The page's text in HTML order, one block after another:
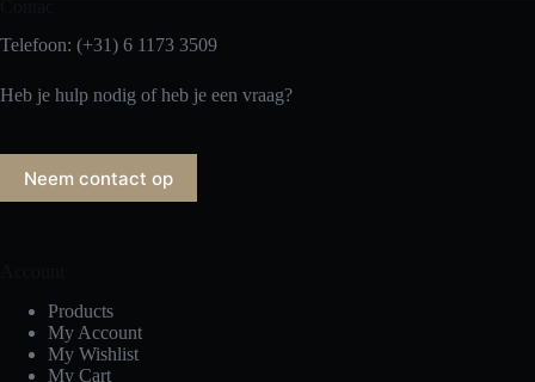
Telefoon: (+31) 6 1173 3509
Heb je hulp nodig of heb je een vraag?
Neem contact op
Products
My Account
My Wishlist
My Cart